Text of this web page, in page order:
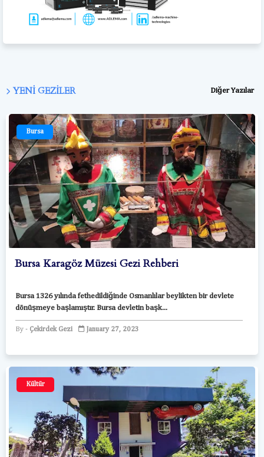
YENI GEZILER Diğer Yazılar
Bursa
Bursa Karagöz Müzesi Gezi Rehberi
Bursa 1326 yılında fethedildiğinde Osmanlılar beylikten bir devlete
dönüşmeye başlamıştır. Bursa devletin başk...
Çekirdek Gezi January 27, 2023
Kültür